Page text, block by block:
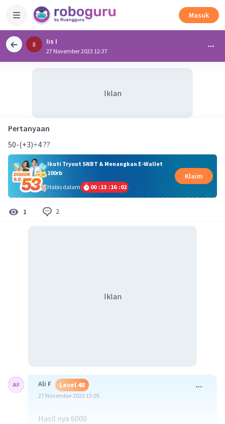
Masuk
II Iis I
27 November 2023 12:37
Iklan
Pertanyaan
50-(+3)÷4 ??
Ikuti Tryout SNBT & Menangkan E-Wallet
100rb
Habis dalam
00 :13 :16 :01
Klaim
1 2
Iklan
Ali F Level 48
27 November 2023 13:05
Hasil nya 6000